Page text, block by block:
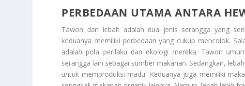
PERBEDAAN UTAMA ANTARA
Tawon dan lebah adalah dua jenis serangga yang
keduanya memiliki perbedaan yang cukup mencolok.
adalah pola perilaku dan ekologi mereka. Tawon
serangga lain sebagai sumber makanan. Sedangkan,
untuk memproduksi madu. Keduanya juga memiliki